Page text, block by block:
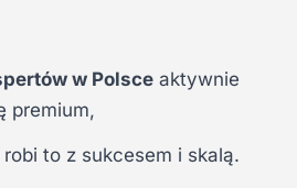
w Polsce aktywnie
premium,
to z sukcesem i skalą.